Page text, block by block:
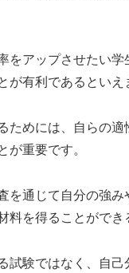
をアップさせたい学
が有利であるといえ
ためには、自らの適
が重要です。
を通じて自分の強み
料を得ることができ
試験ではなく、自己